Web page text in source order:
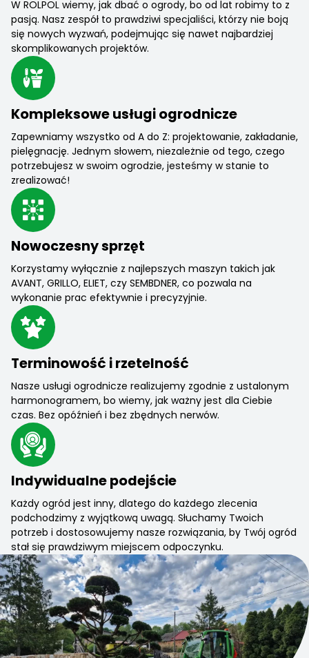
W ROLPOL wiemy, jak dbać o ogrody, bo od lat robimy to z
pasją. Nasz zespół to prawdziwi specjaliści, którzy nie boją
się nowych wyzwań, podejmując się nawet najbardziej
skomplikowanych projektów.
Kompleksowe usługi ogrodnicze
Zapewniamy wszystko od A do Z: projektowanie, zakładanie,
pielęgnację. Jednym słowem, niezależnie od tego, czego
potrzebujesz w swoim ogrodzie, jesteśmy w stanie to
zrealizować!
Nowoczesny sprzęt
Korzystamy wyłącznie z najlepszych maszyn takich jak
AVANT, GRILLO, ELIET, czy SEMBDNER, co pozwala na
wykonanie prac efektywnie i precyzyjnie.
Terminowość i rzetelność
Nasze usługi ogrodnicze realizujemy zgodnie z ustalonym
harmonogramem, bo wiemy, jak ważny jest dla Ciebie
czas. Bez opóźnień i bez zbędnych nerwów.
Indywidualne podejście
Każdy ogród jest inny, dlatego do każdego zlecenia
podchodzimy z wyjątkową uwagą. Słuchamy Twoich
potrzeb i dostosowujemy nasze rozwiązania, by Twój ogród
stał się prawdziwym miejscem odpoczynku.